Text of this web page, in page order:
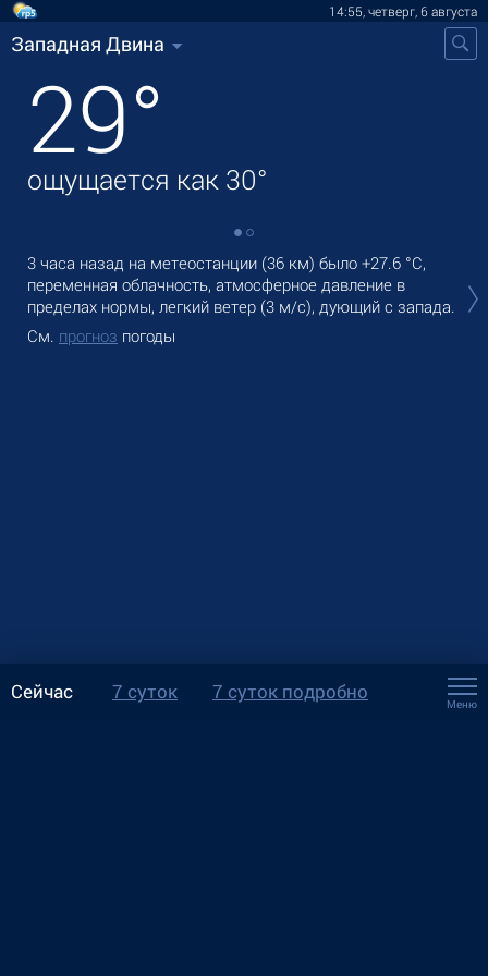
14:55, четверг, 6 августа
Западная Двина
29°
ощущается как 30°
3 часа назад на метеостанции (36 км) было +27.6 °C,
переменная облачность, атмосферное давление в
пределах нормы, легкий ветер (3 м/с), дующий с запада.
См. прогноз погоды
Сейчас 7 суток 7 суток подробно
Меню